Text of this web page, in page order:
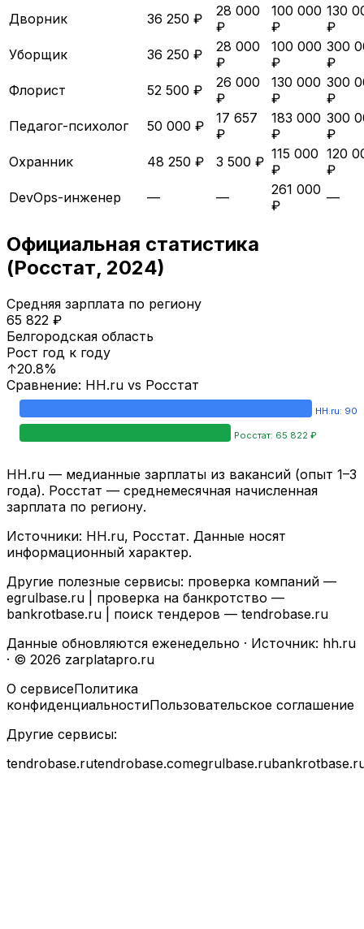
Дворник
36 250 ₽
28 000
₽
100 000
₽
130
₽
Уборщик
36 250 ₽
28 000
₽
100 000
₽
300
₽
Флорист
52 500 ₽
26 000
₽
130 000
₽
300
₽
Педагог-психолог
50 000 ₽
17 657
₽
183 000
₽
300
₽
Охранник
48 250 ₽ 3 500 ₽ 115 000
₽
120
₽
DevOps-инженер
— —
261 000
₽
—
Официальная статистика
(Росстат, 2024)
Средняя зарплата по региону
65 822 ₽
Белгородская область
Рост год к году
↑20.8%
Сравнение: HH.ru vs Росстат
HH.ru: 90
Росстат: 65 822 ₽
HH.ru — медианные зарплаты из вакансий (опыт 1–3
года). Росстат — среднемесячная начисленная
зарплата по региону.
Источники: HH.ru, Росстат. Данные носят
информационный характер.
Другие полезные сервисы: проверка компаний —
egrulbase.ru | проверка на банкротство —
bankrotbase.ru | поиск тендеров — tendrobase.ru
Данные обновляются еженедельно · Источник: hh.ru
· © 2026 zarplatapro.ru
О сервисеПолитика
конфиденциальностиПользовательское соглашение
Другие сервисы:
tendrobase.rutendrobase.comegrulbase.ru